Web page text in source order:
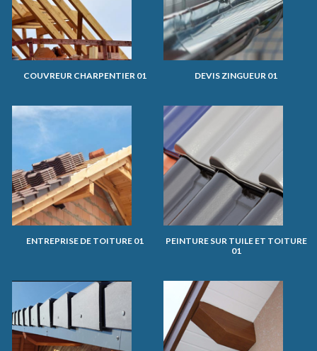
COUVREUR CHARPENTIER 01 DEVIS ZINGUEUR 01
ENTREPRISE DE TOITURE 01
PEINTURE SUR TUILE ET TOITURE
01